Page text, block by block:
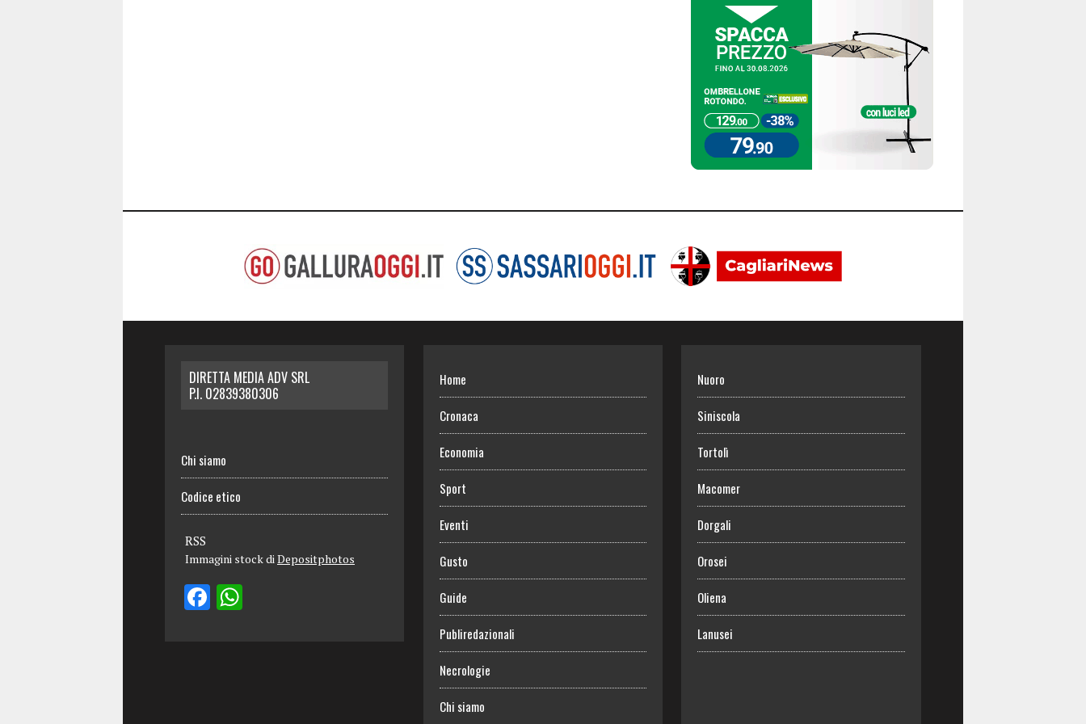
DIRETTA MEDIA ADV SRL
P.I. 02839380306
Chi siamo
Codice etico
RSS
Immagini stock diDepositphotos
Home
Cronaca
Economia
Sport
Eventi
Gusto
Guide
Publiredazionali
Necrologie
Chi siamo
Nuoro
Siniscola
Tortolì
Macomer
Dorgali
Orosei
Oliena
Lanusei